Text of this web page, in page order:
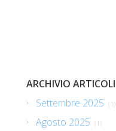
ARCHIVIO ARTICOLI
Settembre 2025 (1)
Agosto 2025 (1)